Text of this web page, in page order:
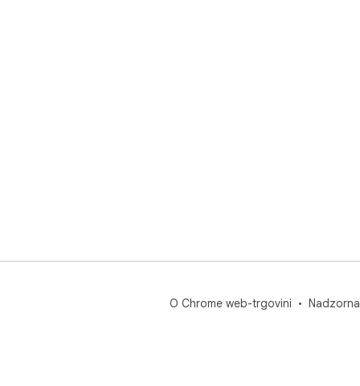
O Chrome web-trgovini